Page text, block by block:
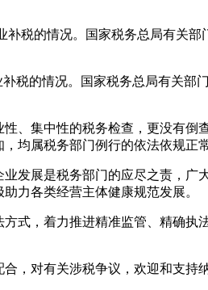
税的情况。国家税务总局有关
的情况。国家税务总局有关部
集中性的税务检查，更没有倒
均属税务部门例行的依法依规正
展是税务部门的应尽之责，广
力各类经营主体健康规范发展。
，着力推进精准监管、精确执
对有关涉税争议，欢迎和支持